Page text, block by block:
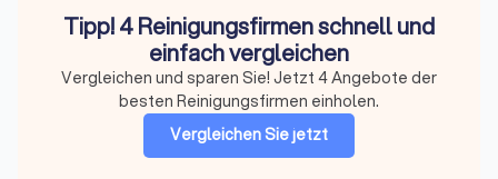
Tipp! 4 Reinigungsfirmen schnell und
einfach vergleichen
Vergleichen und sparen Sie! Jetzt 4 Angebote der
besten Reinigungsfirmen einholen.
Vergleichen Sie jetzt